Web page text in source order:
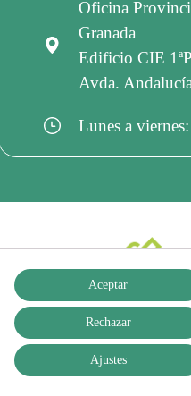
Oficina
Granada
Edificio CIE
Avda.
Lunes a
Aceptar
Rechazar
Ajustes